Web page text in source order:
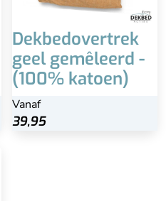
Dekbedovertrek
geel gemêleerd -
(100% katoen)
Vanaf
39,95